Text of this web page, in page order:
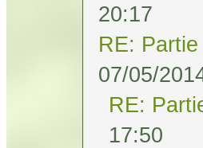
20:17
RE:
07/05/
RE:
17:50